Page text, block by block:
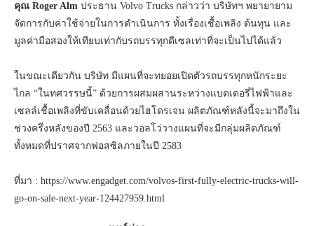
คุณ Roger Alm ประธาน Volvo Trucks กล่าวว่า บริษัทฯ พยายายาม
จัดการกับค่าใช้จ่ายในการดำเนินการ ทั้งเรื่องเชื้อเพลิง ต้นทุน และ
มูลค่ามือสองให้เทียบเท่ากับรถบรรทุกดีเซลเท่าที่จะเป็นไปได้แล้ว
ในขณะเดียวกัน บริษัท มีแผนที่จะทยอยเปิดตัวรถบรรทุกหนักระยะ
ไกล “ในทศวรรษนี้” ด้วยการผสมผสานระหว่างแบตเตอรี่ไฟฟ้าและ
เซลล์เชื้อเพลิงที่ขับเคลื่อนด้วยไฮโดรเจน ผลิตภัณฑ์หลังนี้จะมาถึงใน
ช่วงครึ่งหลังของปี 2563 และวอลโว่วางแผนที่จะมีกลุ่มผลิตภัณฑ์
ทั้งหมดที่ปราศจากฟอสซิลภายในปี 2583
ที่มา : https://www.engadget.com/volvos-first-fully-electric-trucks-will-
go-on-sale-next-year-124427959.html